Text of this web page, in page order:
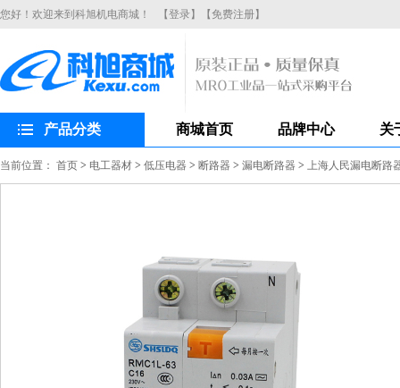
您好！欢迎来到科旭机电商城！ 【登录】 【免费注册】
产品分类 商城首页 品牌中心 关
当前位置： 首页 > 电工器材 > 低压电器 > 断路器 > 漏电断路器 > 上海人民漏电断路